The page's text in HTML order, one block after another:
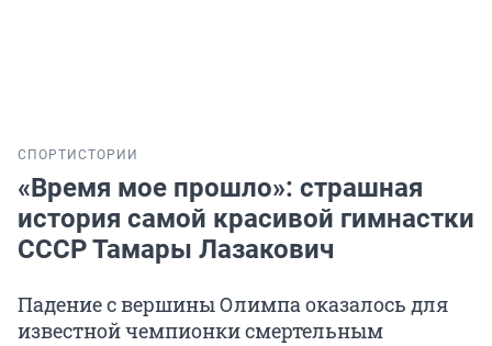
СПОРТ ИСТОРИИ
«Время мое прошло»: страшная
история самой красивой гимнастки
СССР Тамары Лазакович
Падение с вершины Олимпа оказалось для
известной чемпионки смертельным